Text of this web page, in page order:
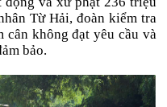
Từ Hải, đoàn kiểm tra
cân không đạt yêu cầu và
bảo.